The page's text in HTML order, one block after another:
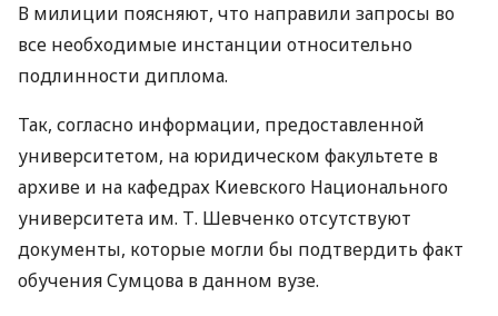
В милиции поясняют, что направили запросы во
все необходимые инстанции относительно
подлинности диплома.
Так, согласно информации, предоставленной
университетом, на юридическом факультете в
архиве и на кафедрах Киевского Национального
университета им. Т. Шевченко отсутствуют
документы, которые могли бы подтвердить факт
обучения Сумцова в данном вузе.